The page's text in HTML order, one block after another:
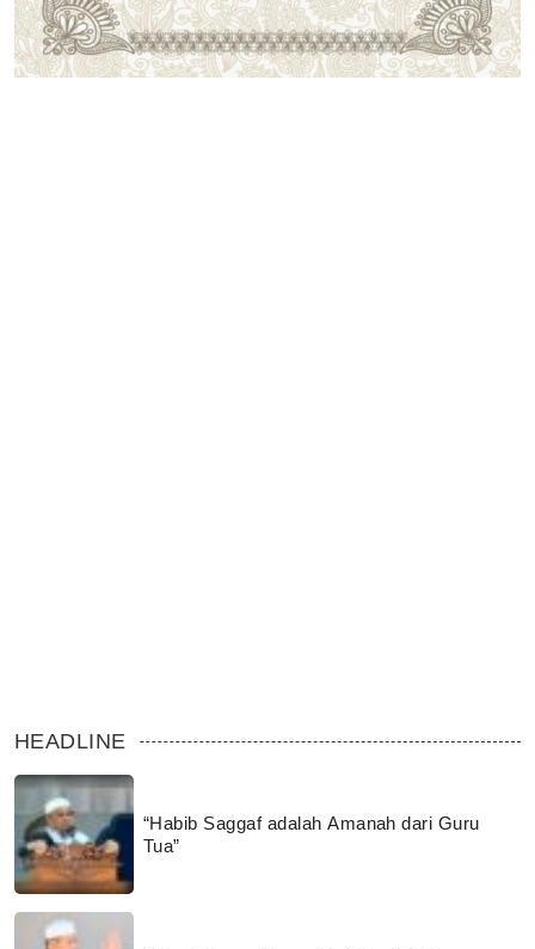
HEADLINE
“Habib Saggaf adalah Amanah dari Guru
Tua”